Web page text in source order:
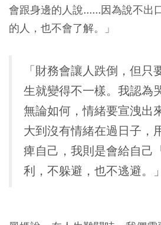
會跟身邊的人說......因為說不出
的人，也不會了解。」
「財務會讓人跌倒，但只
生就變得不一樣。我認為
無論如何，情緒要宣洩出
大到沒有情緒在過日子，
痺自己，我則是會給自己
利，不躲避，也不逃避。」